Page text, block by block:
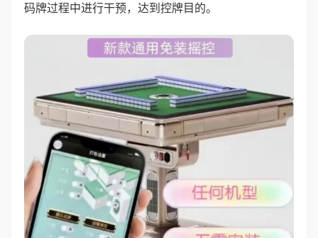
码牌过程中进行干预，达到控牌目的。